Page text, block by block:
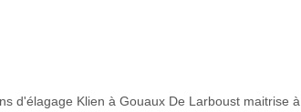
d'élagage Klien à Gouaux De Larboust maitrise